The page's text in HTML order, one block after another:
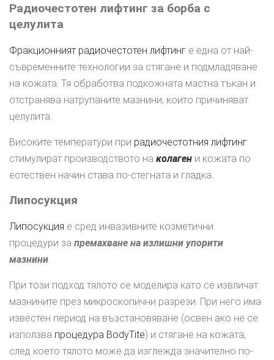
Радиочестотен лифтинг за борба с
целулита
Фракционният радиочестотен лифтинг е една от най-
съвременните технологии за стягане и подмладяване
на кожата. Тя обработва подкожната мастна тъкан и
отстранява натрупаните мазнини, които причиняват
целулита.
Високите температури при радиочестотния лифтинг
стимулират производството на колаген и кожата по
естествен начин става по-стегната и гладка.
Липосукция
Липосукция е сред инвазивните козметични
процедури за премахване на излишни упорити
мазнини
При този подход тялото се моделира като се извличат
мазнините през микроскопични разрези. При него има
известен период на възстановяване (освен ако не се
използва процедура BodyTite) и стягане на кожата,
след което тялото може да изглежда значително по-